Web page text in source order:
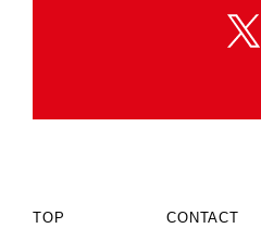
TOP CONTACT